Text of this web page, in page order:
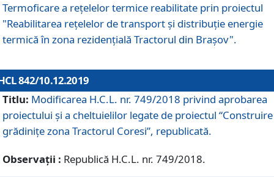
Termoficare a rețelelor termice reabilitate prin proiectul
"Reabilitarea reţelelor de transport şi distribuţie energie
termică în zona rezidenţială Tractorul din Braşov".
842/10.12.2019
Titlu: Modificarea H.C.L. nr. 749/2018 privind aprobarea
proiectului și a cheltuielilor legate de proiectul “Construire
grădinițe zona Tractorul Coresi”, republicată.
Observații : Republică H.C.L. nr. 749/2018.